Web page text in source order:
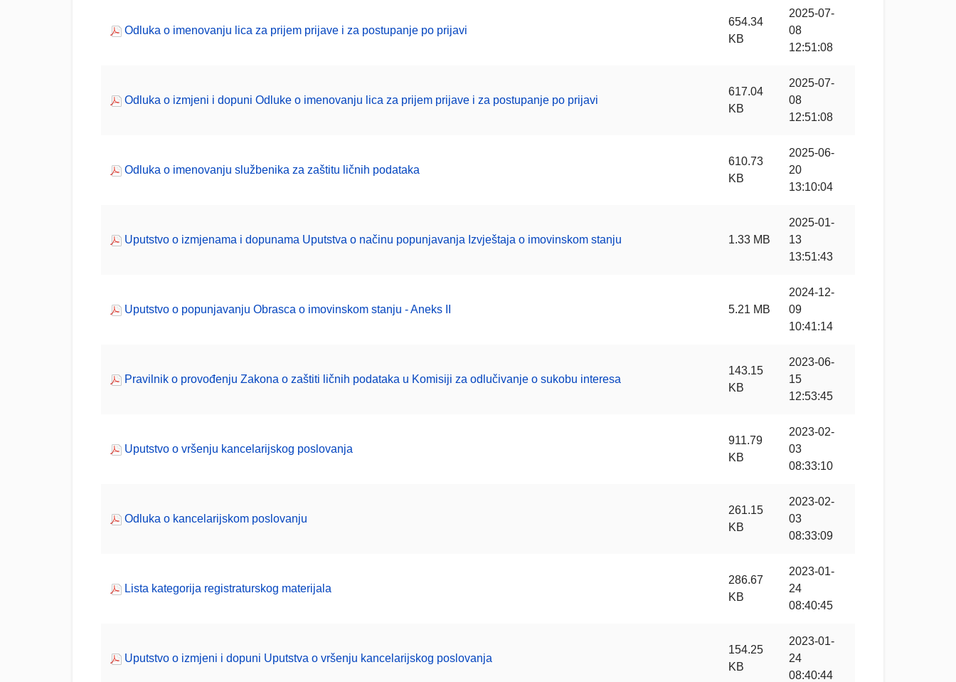
Odluka o imenovanju lica za prijem prijave i za postupanje po prijavi
654.34
KB
2025-07-
08
12:51:08
Odluka o izmjeni i dopuni Odluke o imenovanju lica za prijem prijave i za postupanje po prijavi
617.04
KB
2025-07-
08
12:51:08
Odluka o imenovanju službenika za zaštitu ličnih podataka
610.73
KB
2025-06-
20
13:10:04
Uputstvo o izmjenama i dopunama Uputstva o načinu popunjavanja Izvještaja o imovinskom stanju 1.33 MB
2025-01-
13
13:51:43
Uputstvo o popunjavanju Obrasca o imovinskom stanju - Aneks II 5.21 MB
2024-12-
09
10:41:14
Pravilnik o provođenju Zakona o zaštiti ličnih podataka u Komisiji za odlučivanje o sukobu interesa
143.15
KB
2023-06-
15
12:53:45
Uputstvo o vršenju kancelarijskog poslovanja
911.79
KB
2023-02-
03
08:33:10
Odluka o kancelarijskom poslovanju
261.15
KB
2023-02-
03
08:33:09
Lista kategorija registraturskog materijala
286.67
KB
2023-01-
24
08:40:45
Uputstvo o izmjeni i dopuni Uputstva o vršenju kancelarijskog poslovanja
154.25
KB
2023-01-
24
08:40:44